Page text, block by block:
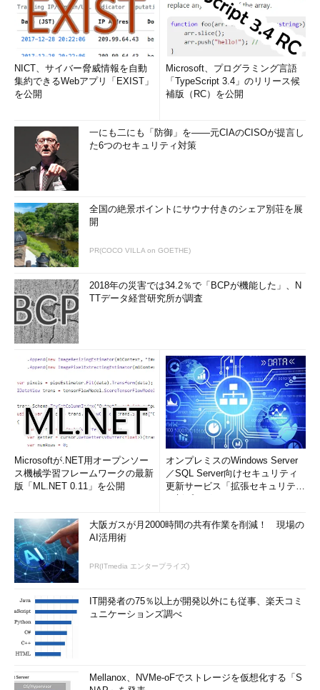
NICT、サイバー脅威情報を自動
集約できるWebアプリ「EXIST」
を公開
Microsoft、プログラミング言語
「TypeScript 3.4」のリリース候
補版（RC）を公開
一にも二にも「防御」を――元CIAのCISOが提言し
た6つのセキュリティ対策
全国の絶景ポイントにサウナ付きのシェア別荘を展
開
PR(COCO VILLA on GOETHE)
2018年の災害では34.2％で「BCPが機能した」、N
TTデータ経営研究所が調査
Microsoftが.NET用オープンソー
ス機械学習フレームワークの最新
版「ML.NET 0.11」を公開
オンプレミスのWindows Server
／SQL Server向けセキュリティ
更新サービス「拡張セキュリティ
大阪ガスが月2000時間の共有作業を削減！ 現場の
AI活用術
PR(ITmedia エンタープライズ)
IT開発者の75％以上が開発以外にも従事、楽天コミ
ュニケーションズ調べ
Mellanox、NVMe-oFでストレージを仮想化する「S